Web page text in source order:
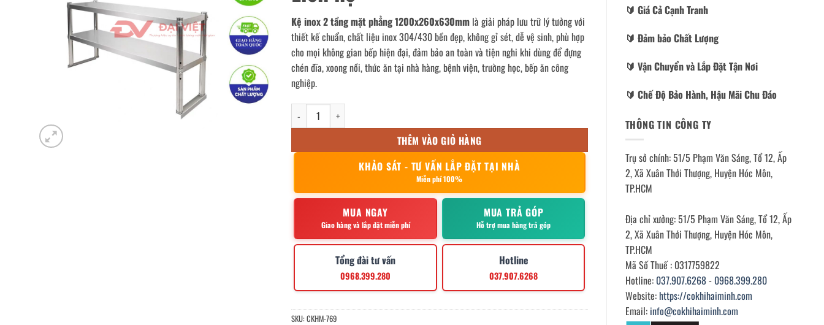
Kệ inox 2 tầng mặt phẳng 1200x260x630mm là giải pháp lưu trữ lý tưởng với
thiết kế chuẩn, chất liệu inox 304/430 bền đẹp, không gỉ sét, dễ vệ sinh, phù hợp
cho mọi không gian bếp hiện đại, đảm bảo an toàn và tiện nghi khi dùng để đựng
chén đĩa, xoong nồi, thức ăn tại nhà hàng, bệnh viện, trường học, bếp ăn công
nghiệp.
kệ inox 2 tầng mặt phẳng 1200x260x630mm số lượng
THÊM VÀO GIỎ HÀNG
KHẢO SÁT - TƯ VẤN LẮP ĐẶT TẠI NHÀ
Miễn phí 100%
MUA NGAY
Giao hàng và lắp đặt miễn phí
MUA TRẢ GÓP
Hỗ trợ mua hàng trả góp
Tổng đài tư vấn
0968.399.280
Hotline
037.907.6268
SKU:CKHM-769
🔰️ Giá Cả Cạnh Tranh
🔰️ Đảm bảo Chất Lượng
🔰️ Vận Chuyển và Lắp Đặt Tận Nơi
🔰️ Chế Độ Bảo Hành, Hậu Mãi Chu Đáo
THÔNG TIN CÔNG TY
Trụ sở chính: 51/5 Phạm Văn Sáng, Tổ 12, Ấp
2, Xã Xuân Thới Thượng, Huyện Hóc Môn,
TP.HCM
Địa chỉ xưởng: 51/5 Phạm Văn Sáng, Tổ 12, Ấp
2, Xã Xuân Thới Thượng, Huyện Hóc Môn,
TP.HCM
Mã Số Thuế : 0317759822
Hotline: 037.907.6268- 0968.399.280
Website: https://cokhihaiminh.com
Email: info@cokhihaiminh.com